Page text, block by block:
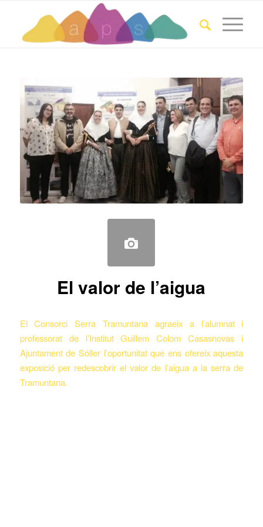
El valor de l’aigua
El Consorci Serra Tramuntana agraeix a l’alumnat i
professorat de l’Institut Guillem Colom Casasnovas i
Ajuntament de Sóller l’oportunitat que ens ofereix aquesta
exposició per redescobrir el valor de l’aigua a la serra de
Tramuntana.